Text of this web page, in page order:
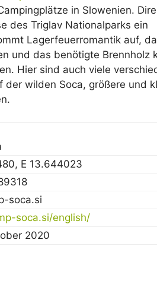
in Slowenien.
des Triglav Nationalparks ein
Lagerfeuerromantik auf,
und das benötigte Brennholz
Hier sind auch viele
wilden Soca, größere und
E 13.644023
soca.si
soca.si/english/
2020